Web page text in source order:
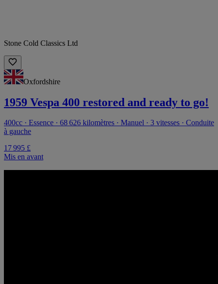
Stone Cold Classics Ltd
Oxfordshire
1959 Vespa 400 restored and ready to go!
400cc · Essence · 68 626 kilomètres · Manuel · 3 vitesses · Conduite
à gauche
17 995 £
Mis en avant